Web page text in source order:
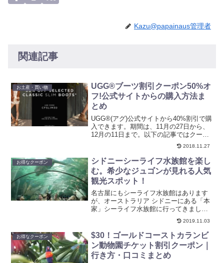
Kazu@papainaus管理者
関連記事
お土産・買い物
UGG®ブーツ割引クーポン50%オ
フ!公式サイトからの購入方法ま
とめ
UGG®(アグ)公式サイトから40%割引で購
入できます。期間は、11月の27日から、
12月の11日まで。以下の記事ではクーポ
ンコードが必要とありますが、今回のセ
ールでは必要ありません。以下のリンク
から公式サイトに飛ぶだけです。
2018.11.27
お得なクーポン
シドニーシーライフ水族館を楽し
む。希少なジュゴンが見れる人気
観光スポット！
名古屋にもシーライフ水族館はあります
が、オーストラリア シドニーにある「本
家」シーライフ水族館に行ってきまし
た！オーストラリアの各地にいる海洋生
物を見れる、子供はもちろん大人も楽し
める人気スポットです。ベビーカーで
も、館内が周れるようにスロ...
2019.11.03
お得なクーポン
$30！ゴールドコーストカランビ
ン動物園チケット割引クーポン｜
行き方・口コミまとめ